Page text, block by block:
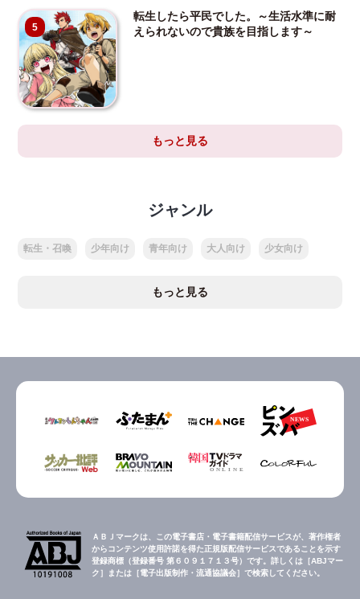
5
転生したら平民でした。～生活水準に耐
えられないので貴族を目指します～
もっと見る
ジャンル
転生・召喚 少年向け 青年向け 大人向け 少女向け
もっと見る
ＡＢＪマークは、この電子書店・電子書籍配信サービスが、著作権者
からコンテンツ使用許諾を得た正規版配信サービスであることを示す
登録商標（登録番号 第６０９１７１３号）です。詳しくは［ABJマー
ク］または［電子出版制作・流通協議会］で検索してください。